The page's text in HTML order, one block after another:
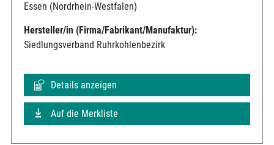
Essen (Nordrhein-Westfalen)
Hersteller/in (Firma/Fabrikant/Manufaktur):
Siedlungsverband Ruhrkohlenbezirk
Details anzeigen
Auf die Merkliste